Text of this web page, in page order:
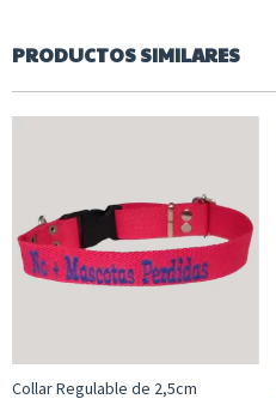
PRODUCTOS SIMILARES
Collar Regulable de 2,5cm